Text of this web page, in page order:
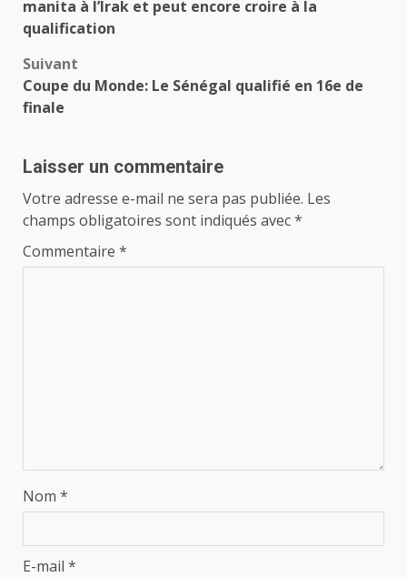
manita à l’Irak et peut encore croire à la
qualification
Suivant
Coupe du Monde: Le Sénégal qualifié en 16e de
finale
Laisser un commentaire
Votre adresse e-mail ne sera pas publiée. Les
champs obligatoires sont indiqués avec*
Commentaire *
Nom *
E-mail *